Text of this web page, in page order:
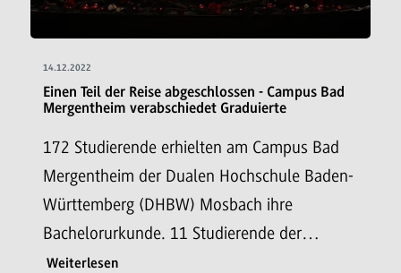
14.12.2022
Einen Teil der Reise abgeschlossen - Campus Bad
Mergentheim verabschiedet Graduierte
172 Studierende erhielten am Campus Bad
Mergentheim der Dualen Hochschule Baden-
Württemberg (DHBW) Mosbach ihre
Bachelorurkunde. 11 Studierende der…
Weiterlesen